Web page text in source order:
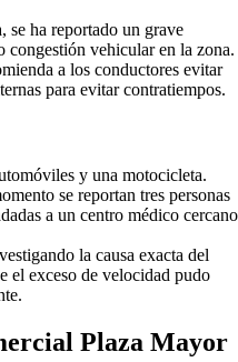
se ha reportado un grave
congestión vehicular en la zona.
a los conductores evitar
para evitar contratiempos.
y una motocicleta.
se reportan tres personas
a un centro médico cercano
la causa exacta del
el exceso de velocidad pudo
Plaza Mayor